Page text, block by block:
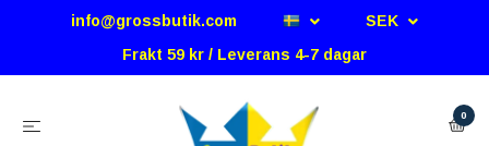
info@grossbutik.com
SEK
Frakt 59 kr / Leverans 4-7 dagar
0